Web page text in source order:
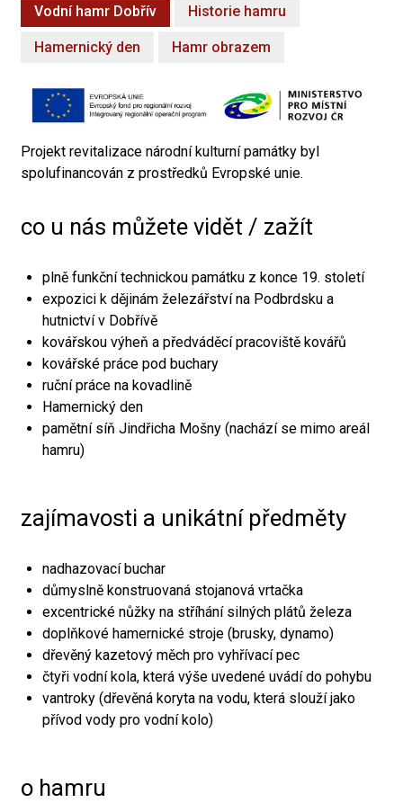
Vodní hamr Dobřív Historie hamru
Hamernický den Hamr obrazem
Projekt revitalizace národní kulturní památky byl
spolufinancován z prostředků Evropské unie.
co u nás můžete vidět / zažít
plně funkční technickou památku z konce 19. století
expozici k dějinám železářství na Podbrdsku a
hutnictví v Dobřívě
kovářskou výheň a předváděcí pracoviště kovářů
kovářské práce pod buchary
ruční práce na kovadlině
Hamernický den
pamětní síň Jindřicha Mošny (nachází se mimo areál
hamru)
zajímavosti a unikátní předměty
nadhazovací buchar
důmyslně konstruovaná stojanová vrtačka
excentrické nůžky na stříhání silných plátů železa
doplňkové hamernické stroje (brusky, dynamo)
dřevěný kazetový měch pro vyhřívací pec
čtyři vodní kola, která výše uvedené uvádí do pohybu
vantroky (dřevěná koryta na vodu, která slouží jako
přívod vody pro vodní kolo)
o hamru